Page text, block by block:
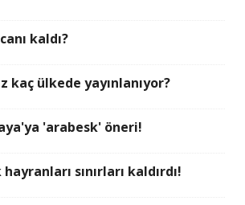
kaldı?
kaç ülkede yayınlanıyor?
'arabesk' öneri!
sınırları kaldırdı!